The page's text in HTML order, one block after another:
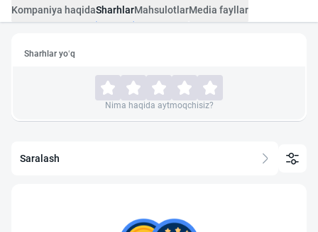
Kompaniya haqidaSharhlarMahsulotlarMedia fayllar
Sharhlar yo‘q
Nima haqida aytmoqchisiz?
Saralash